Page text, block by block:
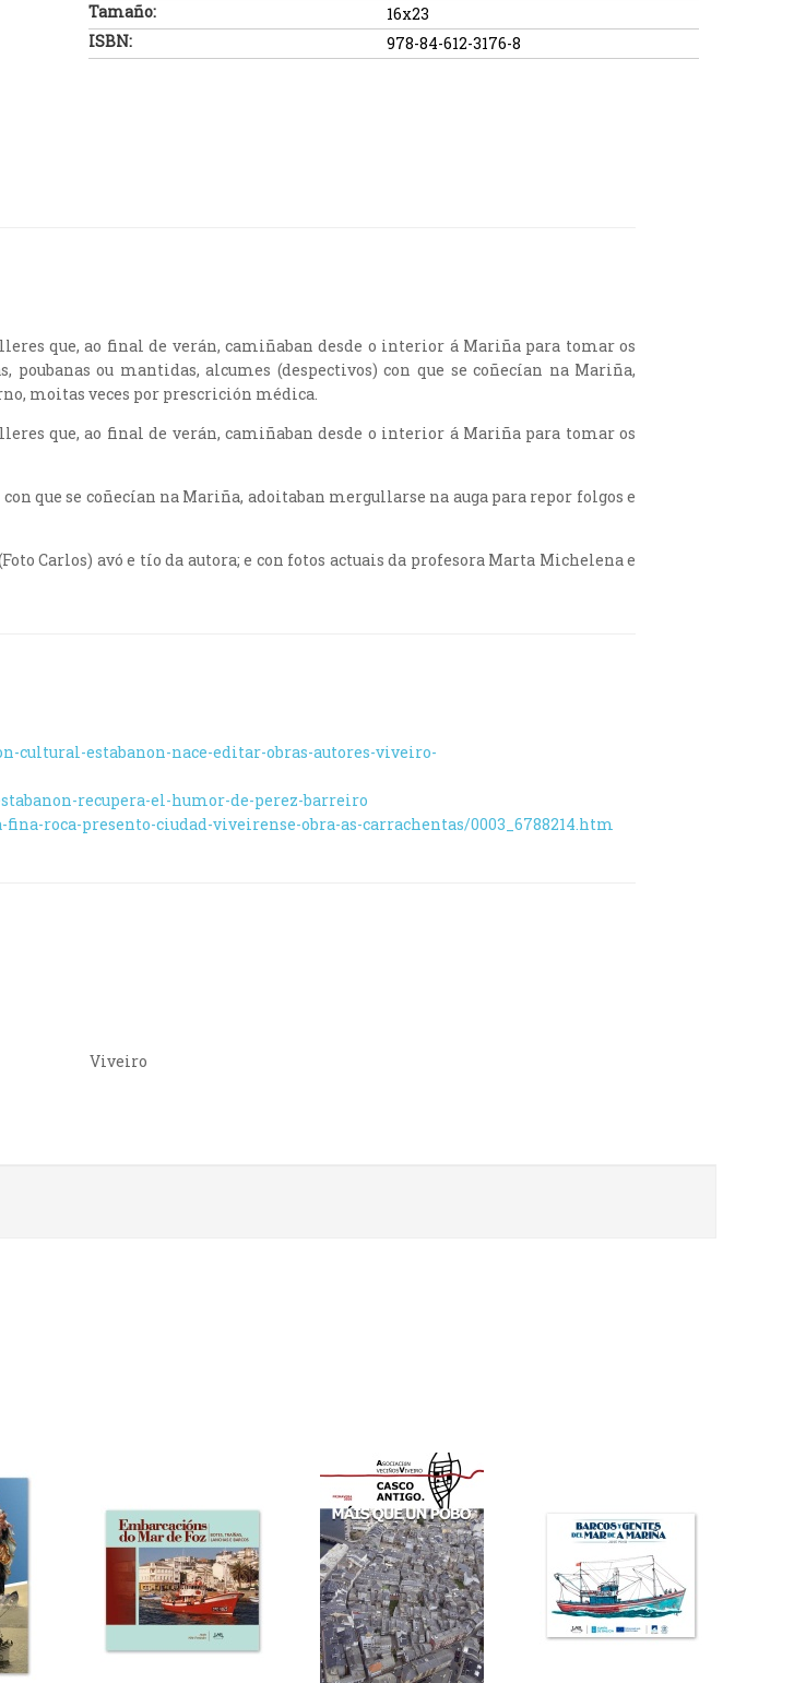
Tamaño:
16x23
ISBN:
978-84-612-3176-8
que, ao final de verán, camiñaban desde o interior á Mariña para tomar os
ou mantidas, alcumes (despectivos) con que se coñecían na Mariña,
moitas veces por prescrición médica.
que, ao final de verán, camiñaban desde o interior á Mariña para tomar os
que se coñecían na Mariña, adoitaban mergullarse na auga para repor folgos e
Carlos) avó e tío da autora; e con fotos actuais da profesora Marta Michelena e
cultural-estabanon-nace-editar-obras-autores-viveiro-
recupera-el-humor-de-perez-barreiro
roca-presento-ciudad-viveirense-obra-as-carrachentas/0003_6788214.htm
Viveiro